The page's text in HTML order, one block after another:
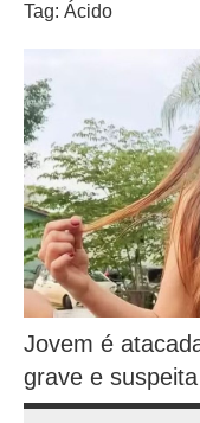
Tag: Ácido
Jovem é
grave e